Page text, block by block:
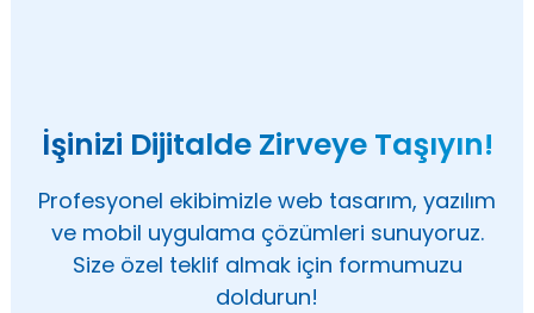
İşinizi Dijitalde Zirveye Taşıyın!
Profesyonel ekibimizle web tasarım, yazılım
ve mobil uygulama çözümleri sunuyoruz.
Size özel teklif almak için formumuzu
doldurun!